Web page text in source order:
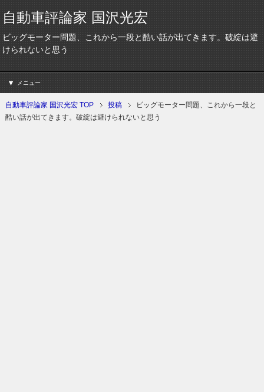
自動車評論家 国沢光宏
ビッグモーター問題、これから一段と酷い話が出てきます。破綻は避
けられないと思う
メニュー
自動車評論家 国沢光宏 TOP 投稿
ビッグモーター問題、これから一段と
酷い話が出てきます。破綻は避けられないと思う